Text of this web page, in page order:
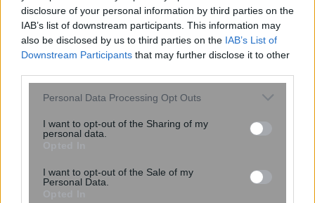
disclosure of your personal information by third parties on the
IAB’s list of downstream participants. This information may
also be disclosed by us to third parties on the IAB’s List of
Downstream Participants that may further disclose it to other
Please note that this website/app uses one or more Google
not limited to your visit or usage behaviour. You may click to
grant or deny consent to Google and its third-party tags to
consent section.
Personal Data Processing Opt Outs
I want to opt-out of the Sharing of my
personal data.
I want to opt-out of the Sale of my
Personal Data.
Γερμανία: Νέα έρευνα για την άμυνα
απέναντι στα drones – Καμπανάκι
μετά τον εντοπισμό εκρηκτικών στη